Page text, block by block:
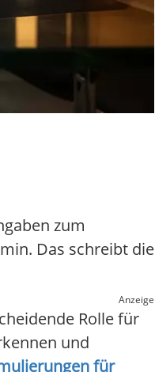
zum
Das schreibt die
Anzeige
Rolle für
und
für